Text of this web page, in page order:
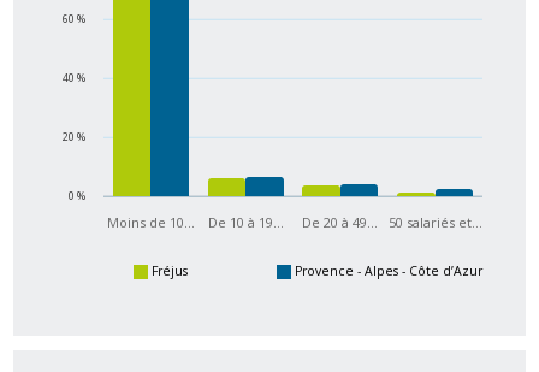
Moins de 10… De 10 à 19… De 20 à 49… 50 salariés et…
0 %
20 %
40 %
60 %
Fréjus Provence - Alpes - Côte d’Azur